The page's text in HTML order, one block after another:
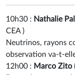
10h30 : Nathalie
CEA)
Neutrinos, rayons
observation va-t-
12h00 : Marco Zito